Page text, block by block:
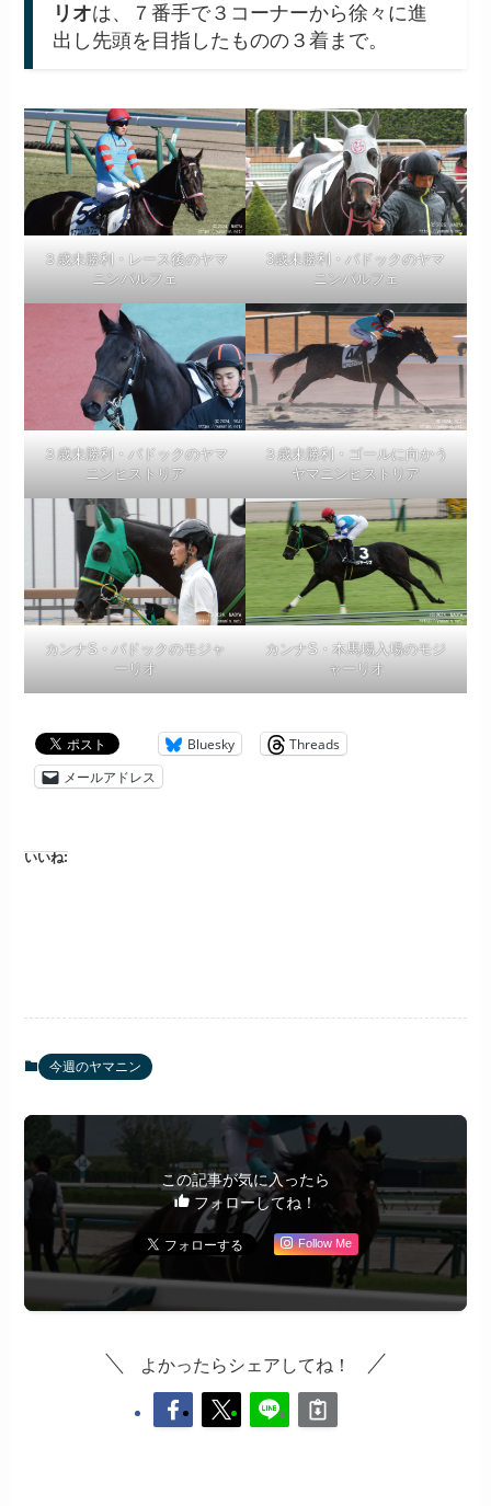
リオは、７番手で３コーナーから徐々に進
出し先頭を目指したものの３着まで。
３歳未勝利・レース後のヤマ
ニンパルフェ
3歳未勝利・パドックのヤマ
ニンパルフェ
３歳未勝利・パドックのヤマ
ニンヒストリア
３歳未勝利・ゴールに向かう
ヤマニンヒストリア
カンナS・パドックのモジャ
ーリオ
カンナS・本馬場入場のモジ
ャーリオ
Bluesky
Threads
メールアドレス
いいね:
今週のヤマニン
この記事が気に入ったら
フォローしてね！
Follow Me
よかったらシェアしてね！